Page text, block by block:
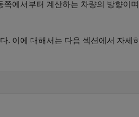
쪽에서부터 계산하는 차량의 방향이며
. 이에 대해서는 다음 섹션에서 자세히